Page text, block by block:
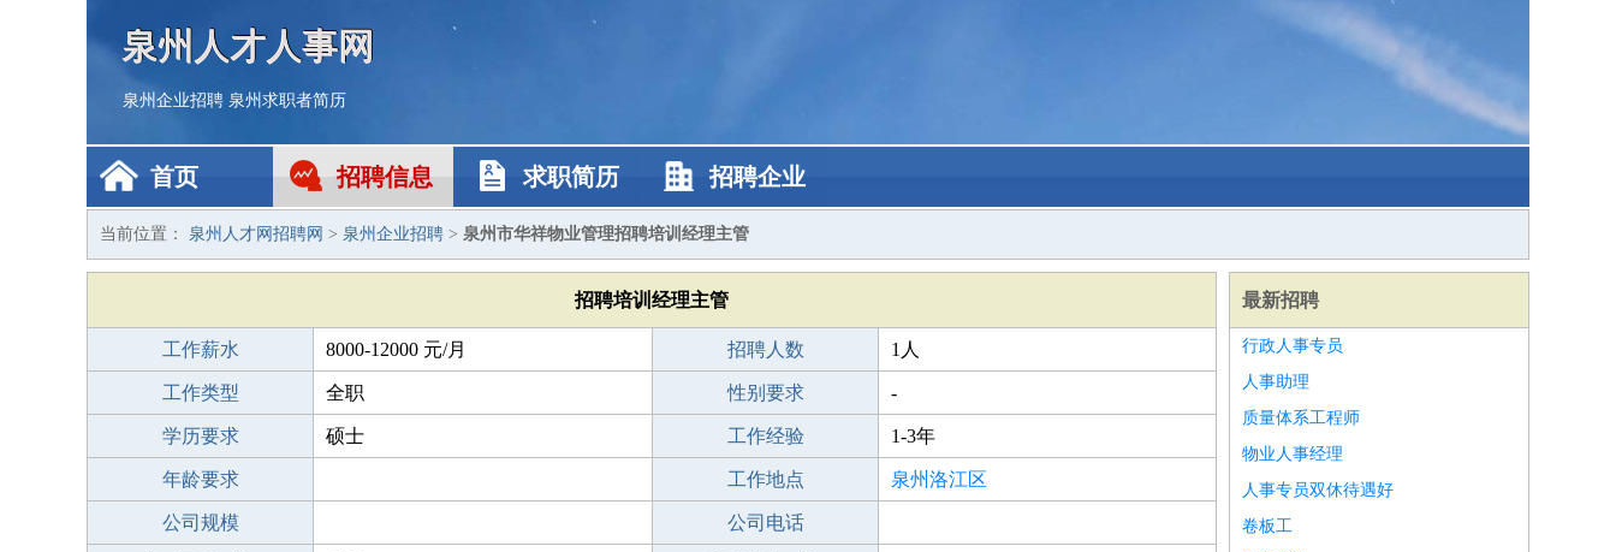
泉州人才人事网
泉州企业招聘 泉州求职者简历
首页 招聘信息 求职简历 招聘企业
当前位置： 泉州人才网招聘网 > 泉州企业招聘 > 泉州市华祥物业管理招聘培训经理主管
招聘培训经理主管
工作薪水 8000-12000 元/月 招聘人数 1人
工作类型 全职 性别要求 -
学历要求 硕士 工作经验 1-3年
年龄要求 工作地点 泉州洛江区
公司规模 公司电话
最新招聘
行政人事专员
人事助理
质量体系工程师
物业人事经理
人事专员双休待遇好
卷板工